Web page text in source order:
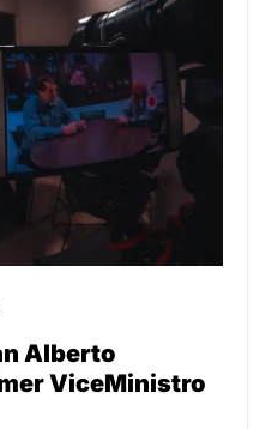
Alberto
ViceMinistro